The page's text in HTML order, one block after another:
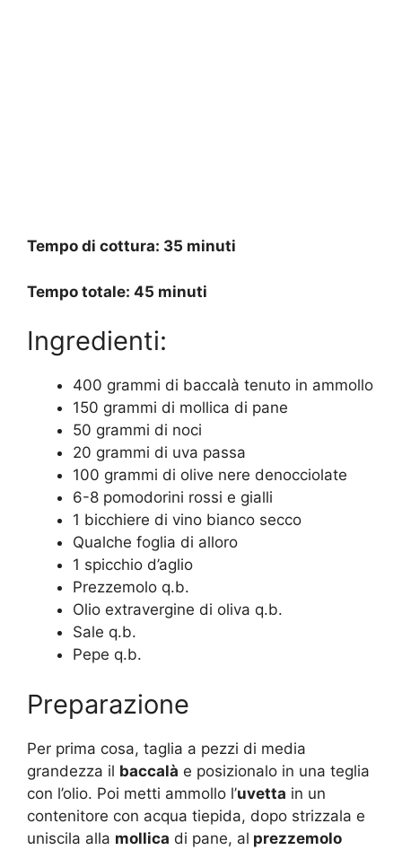
Tempo di cottura: 35 minuti
Tempo totale: 45 minuti
Ingredienti:
400 grammi di baccalà tenuto in ammollo
150 grammi di mollica di pane
50 grammi di noci
20 grammi di uva passa
100 grammi di olive nere denocciolate
6-8 pomodorini rossi e gialli
1 bicchiere di vino bianco secco
Qualche foglia di alloro
1 spicchio d’aglio
Prezzemolo q.b.
Olio extravergine di oliva q.b.
Sale q.b.
Pepe q.b.
Preparazione
Per prima cosa, taglia a pezzi di media
grandezza il baccalà e posizionalo in una teglia
con l’olio. Poi metti ammollo l’uvetta in un
contenitore con acqua tiepida, dopo strizzala e
uniscila alla mollica di pane, al prezzemolo